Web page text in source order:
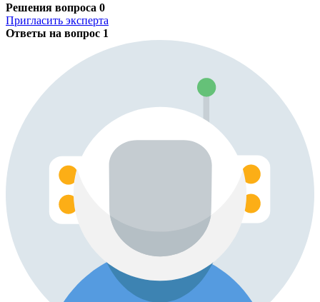
Решения вопроса 0
Пригласить эксперта
Ответы на вопрос 1